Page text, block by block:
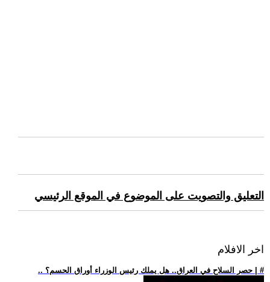
التعليق والتصويت على الموضوع في الموقع الرئيسي
اخر الافلام
.. حصر السلاح في العراق.. هل يملك رئيس الوزراء أوراق الحسم؟ | #